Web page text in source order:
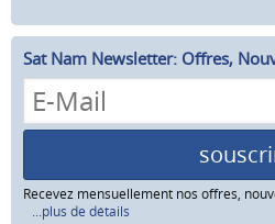
Sat Nam Newsletter: Offres,
Recevez mensuellement nos offres,
...plus de détails